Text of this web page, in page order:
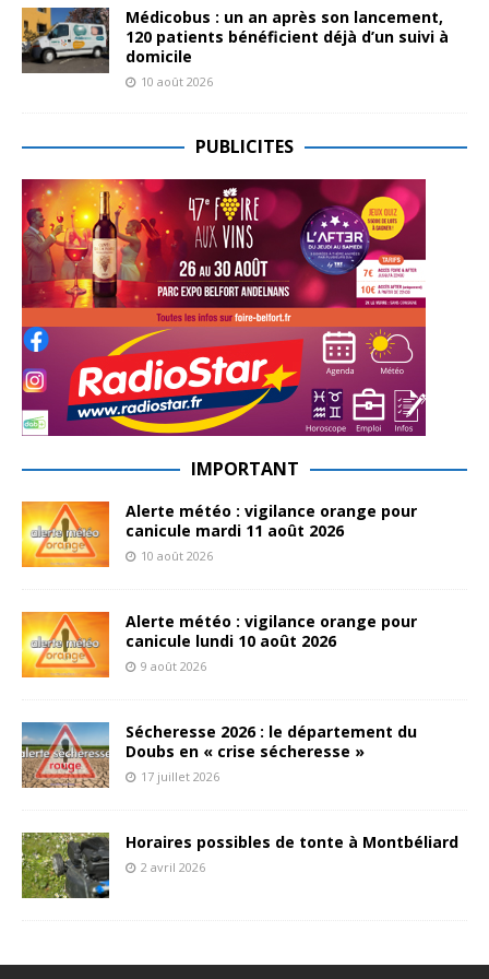
Médicobus : un an après son lancement,
120 patients bénéficient déjà d’un suivi à
domicile
10 août 2026
PUBLICITES
IMPORTANT
Alerte météo : vigilance orange pour
canicule mardi 11 août 2026
10 août 2026
Alerte météo : vigilance orange pour
canicule lundi 10 août 2026
9 août 2026
Sécheresse 2026 : le département du
Doubs en « crise sécheresse »
17 juillet 2026
Horaires possibles de tonte à Montbéliard
2 avril 2026